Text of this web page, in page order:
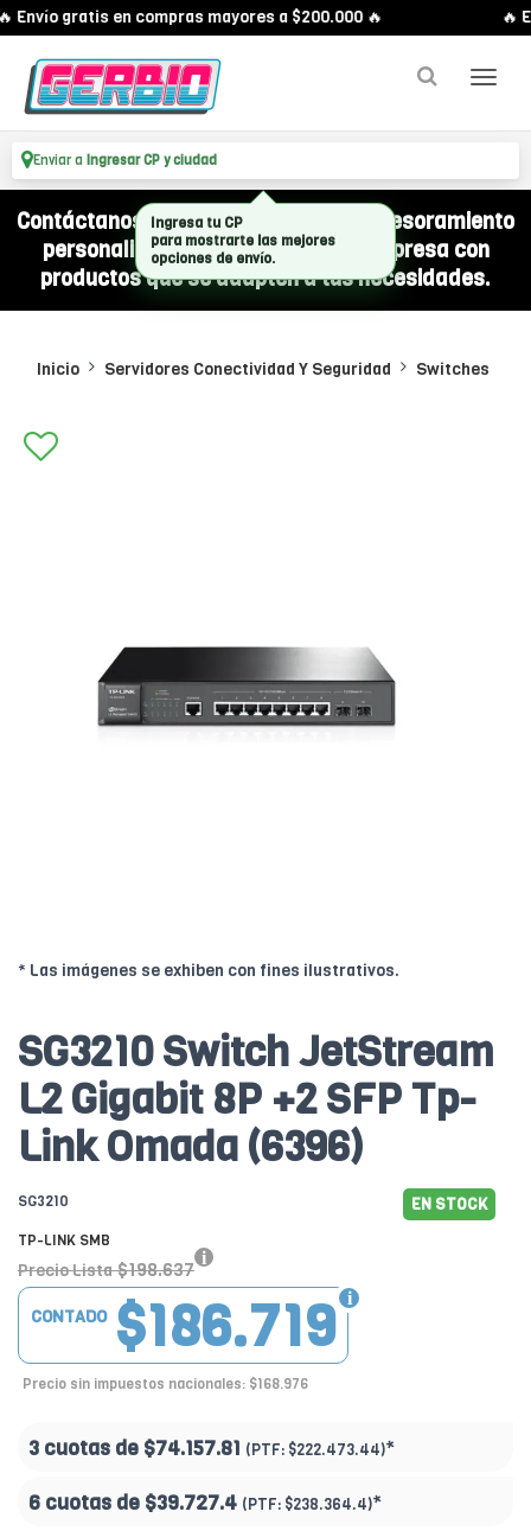
Envío gratis en compras mayores a $200.000 🔥 🔥
Enviar a Ingresar CP y ciudad
Contáctanos por WhatsApp y recibí asesoramiento
personalizado para equipar a tu empresa con
productos que se adapten a tus necesidades.
Inicio Servidores Conectividad Y Seguridad Switches
* Las imágenes se exhiben con fines ilustrativos.
SG3210 Switch JetStream
L2 Gigabit 8P +2 SFP Tp-
Link Omada (6396)
SG3210 EN STOCK
TP-LINK SMB
Precio Lista $198.637
$186.719
CONTADO
Precio sin impuestos nacionales: $168.976
3 cuotas de $74.157.81 (PTF: $222.473.44)*
6 cuotas de $39.727.4 (PTF: $238.364.4)*
Ingresa tu CP
para mostrarte las mejores
opciones de envío.